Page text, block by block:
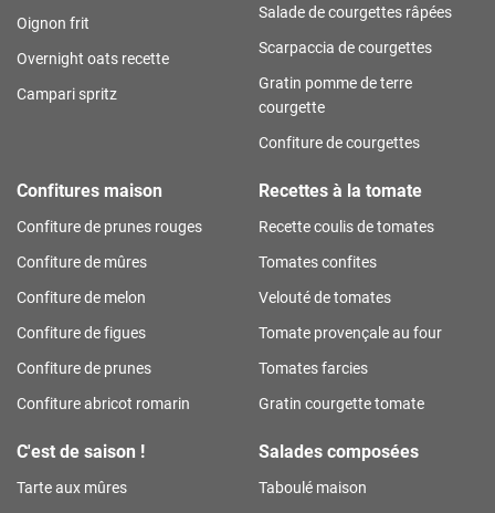
Oignon frit
Overnight oats recette
Campari spritz
Salade de courgettes râpées
Scarpaccia de courgettes
Gratin pomme de terre
courgette
Confiture de courgettes
Confitures maison
Confiture de prunes rouges
Confiture de mûres
Confiture de melon
Confiture de figues
Confiture de prunes
Confiture abricot romarin
Recettes à la tomate
Recette coulis de tomates
Tomates confites
Velouté de tomates
Tomate provençale au four
Tomates farcies
Gratin courgette tomate
C'est de saison !
Tarte aux mûres
Salades composées
Taboulé maison